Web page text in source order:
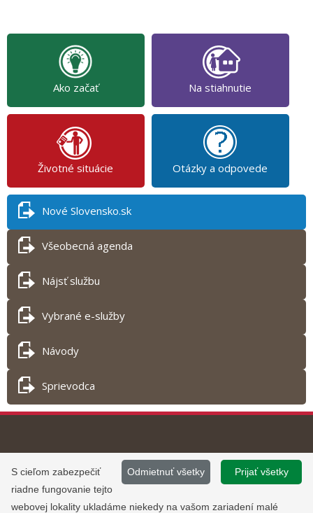
Ako začať Na stiahnutie
Životné situácie Otázky a odpovede
Nové Slovensko.sk
Všeobecná agenda
Nájsť službu
Vybrané e-služby
Návody
Sprievodca
Tlač obsahu
©2013 - 2026, Slovensko.sk
Informácie zverejnené na portáli
majú informatívny charakter.
Prevádzku stránky
www.slovensko.sk a správu jej
obsahu zabezpečuje
Prijať všetky
Odmietnuť všetky
S cieľom zabezpečiť
riadne fungovanie tejto
webovej lokality ukladáme niekedy na vašom zariadení malé